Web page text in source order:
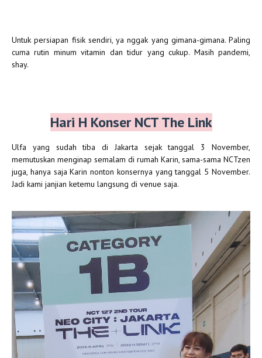
Untuk persiapan fisik sendiri, ya nggak yang gimana-gimana. Paling
cuma rutin minum vitamin dan tidur yang cukup. Masih pandemi,
shay.
Hari H Konser NCT The Link
Ulfa yang sudah tiba di Jakarta sejak tanggal 3 November,
memutuskan menginap semalam di rumah Karin, sama-sama NCTzen
juga, hanya saja Karin nonton konsernya yang tanggal 5 November.
Jadi kami janjian ketemu langsung di venue saja.